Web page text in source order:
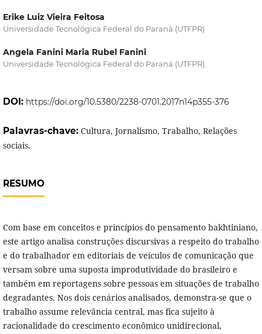
Erike Luiz Vieira Feitosa
Universidade Tecnológica Federal do Paraná (UTFPR)
Angela Fanini Maria Rubel Fanini
Universidade Tecnológica Federal do Paraná (UTFPR).
DOI: https://doi.org/10.5380/2238-0701.2017n14p355-376
Palavras-chave: Cultura, Jornalismo, Trabalho, Relações
sociais.
RESUMO
Com base em conceitos e princípios do pensamento bakhtiniano,
este artigo analisa construções discursivas a respeito do trabalho
e do trabalhador em editoriais de veículos de comunicação que
versam sobre uma suposta improdutividade do brasileiro e
também em reportagens sobre pessoas em situações de trabalho
degradantes. Nos dois cenários analisados, demonstra-se que o
trabalho assume relevância central, mas fica sujeito à
racionalidade do crescimento econômico unidirecional,